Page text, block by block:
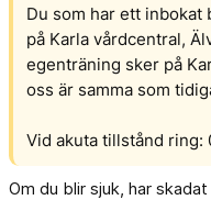
Du som har ett inbokat
på Karla vårdcentral,
egenträning sker på
oss är samma som
Vid akuta tillstånd ring:
Om du blir sjuk, har